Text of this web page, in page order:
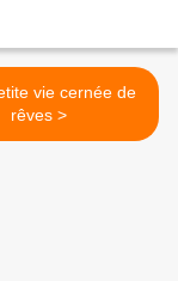
vie cernée de
rêves >